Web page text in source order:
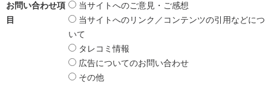
お問い合わせ項
目
当サイトへのご意見・ご感想
当サイトへのリンク／コンテンツの引用などにつ
いて
タレコミ情報
広告についてのお問い合わせ
その他